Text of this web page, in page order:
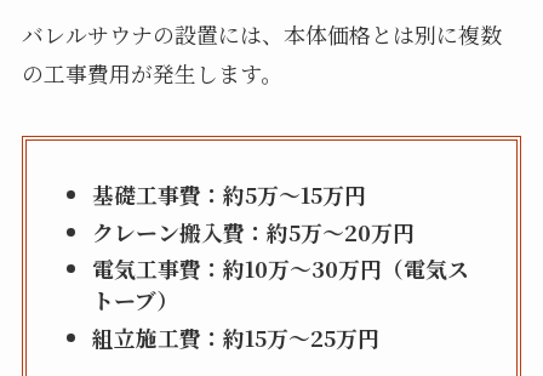
バレルサウナの設置には、本体価格とは別に複数
の工事費用が発生します。
基礎工事費：約5万〜15万円
クレーン搬入費：約5万〜20万円
電気工事費：約10万〜30万円（電気ス
トーブ）
組立施工費：約15万～25万円